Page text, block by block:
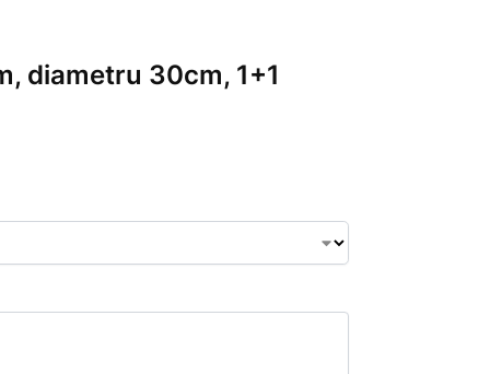
diametru 30cm, 1+1